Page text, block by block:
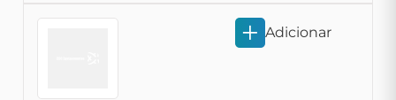
Adicionar